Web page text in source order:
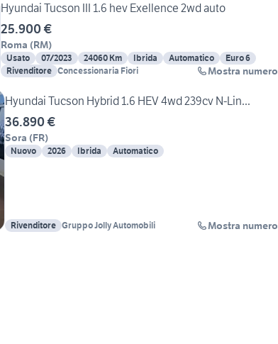
Hyundai Tucson III 1.6 hev Exellence 2wd auto
25.900 €
Roma (RM)
Usato 07/2023 24060 Km Ibrida Automatico
Euro 6
Rivenditore Concessionaria Fiori Mostra numero
Hyundai Tucson Hybrid 1.6 HEV 4wd 239cv N-Lin...
36.890 €
Sora (FR)
Nuovo 2026 Ibrida Automatico
Rivenditore Gruppo Jolly Automobili Mostra numero